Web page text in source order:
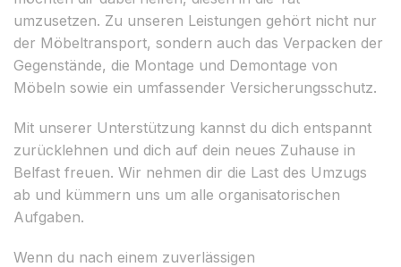
umzusetzen. Zu unseren Leistungen gehört nicht nur
der Möbeltransport, sondern auch das Verpacken der
Gegenstände, die Montage und Demontage von
Möbeln sowie ein umfassender Versicherungsschutz.
Mit unserer Unterstützung kannst du dich entspannt
zurücklehnen und dich auf dein neues Zuhause in
Belfast freuen. Wir nehmen dir die Last des Umzugs
ab und kümmern uns um alle organisatorischen
Aufgaben.
Wenn du nach einem zuverlässigen